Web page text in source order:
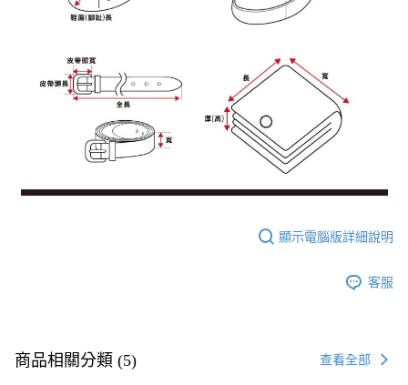
顯示電腦版詳細說明
客服
商品相關分類 (5) 查看全部